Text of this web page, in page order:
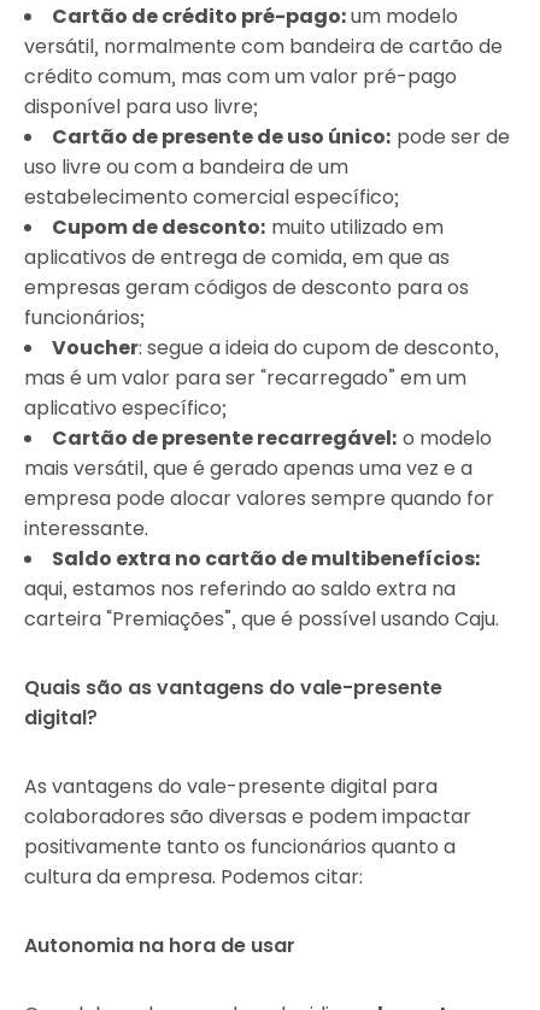
Cartão de crédito pré-pago:um modelo
versátil, normalmente com bandeira de cartão de
crédito comum, mas com um valor pré-pago
disponível para uso livre;
Cartão de presente de uso único: pode ser de
uso livre ou com a bandeira de um
estabelecimento comercial específico;
Cupom de desconto: muito utilizado em
aplicativos de entrega de comida, em que as
empresas geram códigos de desconto para os
funcionários;
Voucher: segue a ideia do cupom de desconto,
mas é um valor para ser “recarregado” em um
aplicativo específico;
Cartão de presente recarregável: o modelo
mais versátil, que é gerado apenas uma vez e a
empresa pode alocar valores sempre quando for
interessante.
Saldo extra no cartão de multibenefícios:
aqui, estamos nos referindo ao saldo extra na
carteira “Premiações”, que é possível usando Caju.
Quais são as vantagens do vale-presente
digital?
As vantagens do vale-presente digital para
colaboradores são diversas e podem impactar
positivamente tanto os funcionários quanto a
cultura da empresa. Podemos citar:
Autonomia na hora de usar